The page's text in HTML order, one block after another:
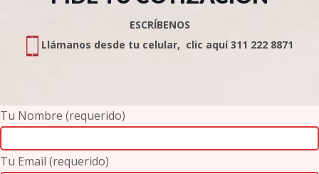
ESCRÍBENOS
Llámanos desde tu celular, clic aquí 311 222 8871
Tu Nombre (requerido)
Tu Email (requerido)